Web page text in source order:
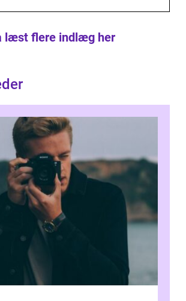
læst flere indlæg her